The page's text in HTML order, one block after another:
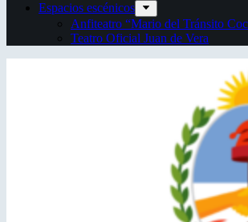
Espacios escénicos
Anfiteatro “Mario del Tránsito
Teatro Oficial Juan de Vera